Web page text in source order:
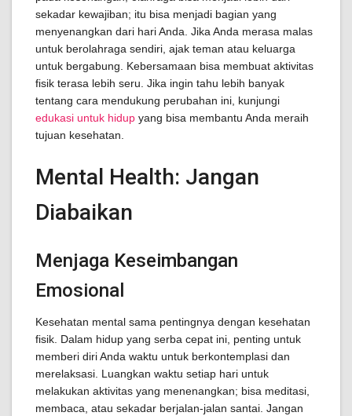
sekadar kewajiban; itu bisa menjadi bagian yang
menyenangkan dari hari Anda. Jika Anda merasa malas
untuk berolahraga sendiri, ajak teman atau keluarga
untuk bergabung. Kebersamaan bisa membuat aktivitas
fisik terasa lebih seru. Jika ingin tahu lebih banyak
tentang cara mendukung perubahan ini, kunjungi
edukasi untuk hidup yang bisa membantu Anda meraih
tujuan kesehatan.
Mental Health: Jangan
Diabaikan
Menjaga Keseimbangan
Emosional
Kesehatan mental sama pentingnya dengan kesehatan
fisik. Dalam hidup yang serba cepat ini, penting untuk
memberi diri Anda waktu untuk berkontemplasi dan
merelaksasi. Luangkan waktu setiap hari untuk
melakukan aktivitas yang menenangkan; bisa meditasi,
membaca, atau sekadar berjalan-jalan santai. Jangan